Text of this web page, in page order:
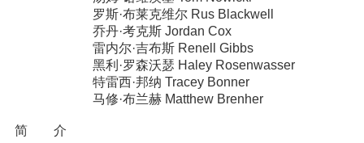
罗斯·布莱克维尔 Rus Blackwell
乔丹·考克斯 Jordan Cox
雷内尔·吉布斯 Renell Gibbs
黑利·罗森沃瑟 Haley Rosenwasser
特雷西·邦纳 Tracey Bonner
马修·布兰赫 Matthew Brenher
简 介